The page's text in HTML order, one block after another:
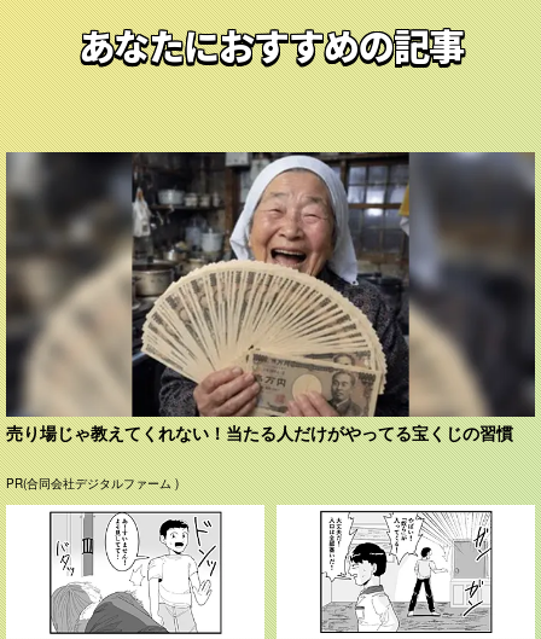
あなたにおすすめの記事
売り場じゃ教えてくれない！当たる人だけがやってる宝くじの習慣
PR(合同会社デジタルファーム )